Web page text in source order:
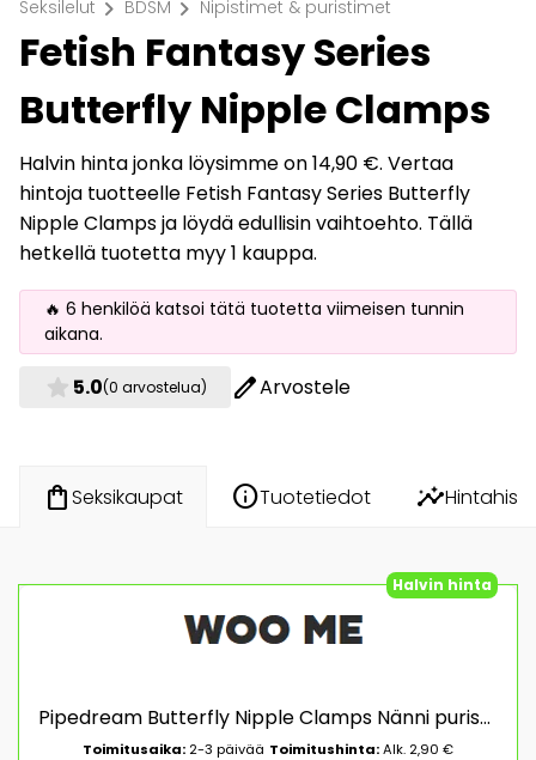
Seksilelut chevron_right BDSM chevron_right Nipistimet & puristimet
Fetish Fantasy Series
Butterfly Nipple Clamps
Halvin hinta jonka löysimme on 14,90 €. Vertaa
hintoja tuotteelle Fetish Fantasy Series Butterfly
Nipple Clamps ja löydä edullisin vaihtoehto. Tällä
hetkellä tuotetta myy 1 kauppa.
🔥 6 henkilöä katsoi tätä tuotetta viimeisen tunnin
aikana.
star 5.0(0 arvostelua) editArvostele
shopping_bagSeksikaupat infoTuotetiedot insights
Halvin hinta
Pipedream Butterfly Nipple Clamps Nänni puristimet
Toimitusaika: 2-3 päivää Toimitushinta:Alk. 2,90 €